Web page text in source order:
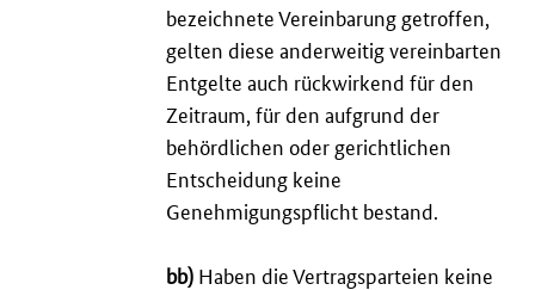
bezeichnete Vereinbarung getroffen,
gelten diese anderweitig vereinbarten
Entgelte auch rückwirkend für den
Zeitraum, für den aufgrund der
behördlichen oder gerichtlichen
Entscheidung keine
Genehmigungspflicht bestand.
bb) Haben die Vertragsparteien keine